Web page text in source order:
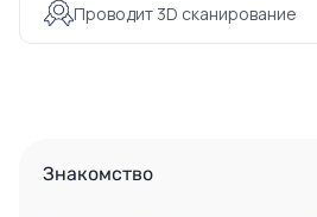
Проводит 3D сканирование
Знакомство